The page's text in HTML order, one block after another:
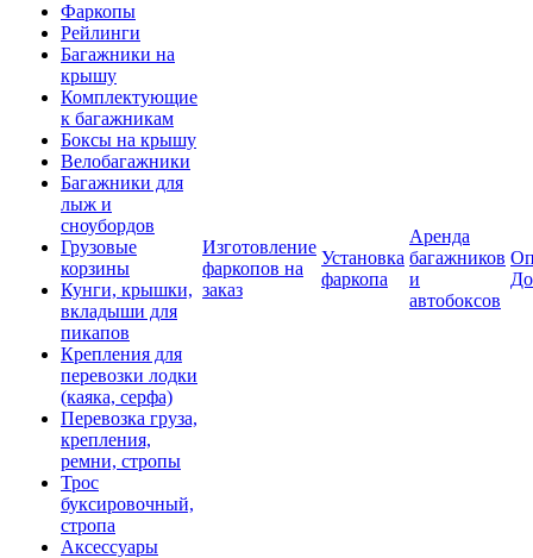
Фаркопы
Рейлинги
Багажники на
крышу
Комплектующие
к багажникам
Боксы на крышу
Велобагажники
Багажники для
лыж и
сноубордов
Грузовые
корзины
Кунги, крышки,
вкладыши для
пикапов
Крепления для
перевозки лодки
(каяка, серфа)
Перевозка груза,
крепления,
ремни, стропы
Трос
буксировочный,
стропа
Аксессуары
Изготовление
фаркопов на
заказ
Установка
фаркопа
Аренда
багажников
и
автобоксов